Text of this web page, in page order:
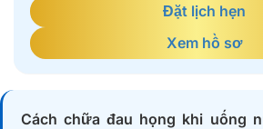
Đặt lịch hẹn
Xem hồ sơ
Cách chữa đau họng khi uống